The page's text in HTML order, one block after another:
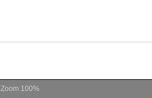
Zoom 100%